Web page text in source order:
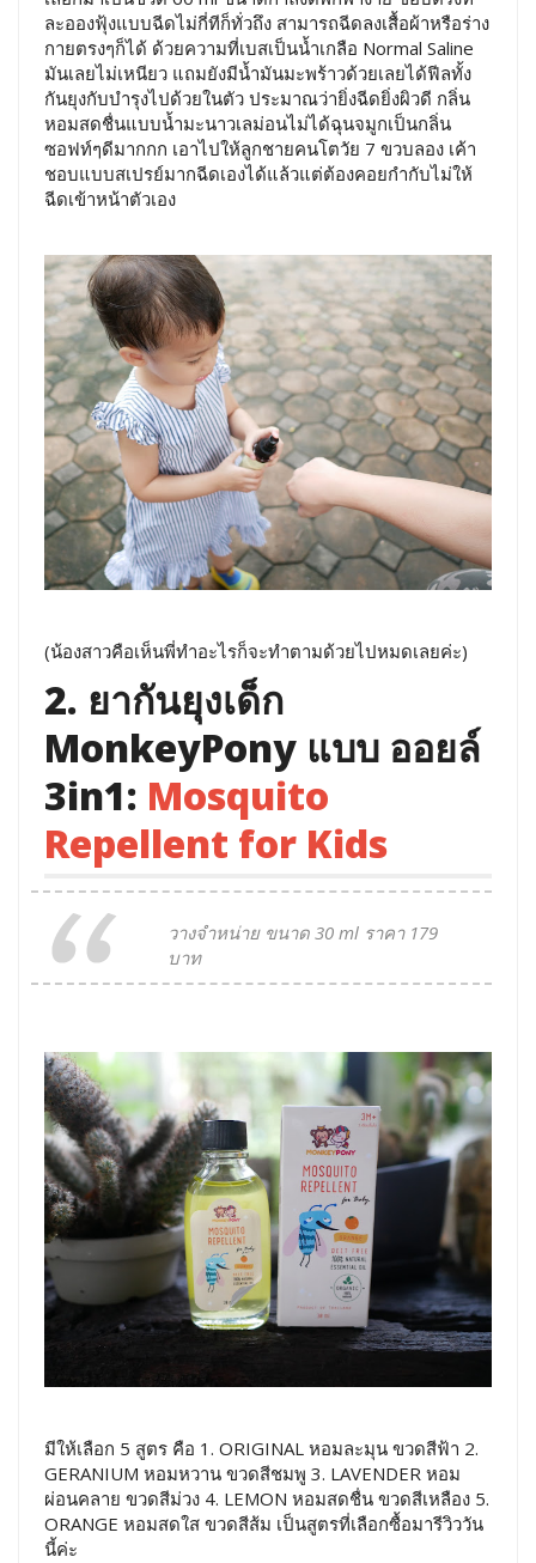
ละอองฟุ้งแบบฉีดไม่กี่ทีก็ทั่วถึง สามารถฉีดลงเสื้อผ้าหรือร่าง
กายตรงๆก็ได้ ด้วยความที่เบสเป็นน้ำเกลือ Normal Saline
มันเลยไม่เหนียว แถมยังมีน้ำมันมะพร้าวด้วยเลยได้ฟีลทั้ง
กันยุงกับบำรุงไปด้วยในตัว ประมาณว่ายิ่งฉีดยิ่งผิวดี กลิ่น
หอมสดชื่นแบบน้ำมะนาวเลม่อนไม่ได้ฉุนจมูกเป็นกลิ่น
ซอฟท์ๆดีมากกก เอาไปให้ลูกชายคนโตวัย 7 ขวบลอง เค้า
ชอบแบบสเปรย์มากฉีดเองได้แล้วแต่ต้องคอยกำกับไม่ให้
ฉีดเข้าหน้าตัวเอง
(น้องสาวคือเห็นพี่ทำอะไรก็จะทำตามด้วยไปหมดเลยค่ะ)
2. ยากันยุงเด็ก
MonkeyPony แบบ ออยล์
3in1: Mosquito
Repellent for Kids
วางจำหน่าย ขนาด 30 ml ราคา 179
บาท
มีให้เลือก 5 สูตร คือ 1. ORIGINAL หอมละมุน ขวดสีฟ้า 2.
GERANIUM หอมหวาน ขวดสีชมพู 3. LAVENDER หอม
ผ่อนคลาย ขวดสีม่วง 4. LEMON หอมสดชื่น ขวดสีเหลือง 5.
ORANGE หอมสดใส ขวดสีส้ม เป็นสูตรที่เลือกซื้อมารีวิววัน
นี้ค่ะ